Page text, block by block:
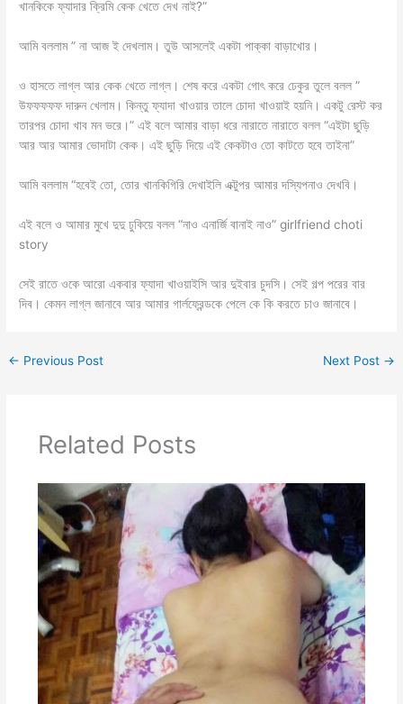
খানকিকে ফ্যাদার ক্রিমি কেক খেতে দেখ নাই?”
আমি বললাম ” না আজ ই দেখলাম। তুউ আসলেই একটা পাক্কা বাড়াখোর।
ও হাসতে লাগ্ল আর কেক খেতে লাগ্ল। শেষ করে একটা গোৎ করে ঢেকুর তুলে বলল ”
উফফফফফ দারুন খেলাম। কিন্তু ফ্যাদা খাওয়ার তালে চোদা খাওয়াই হয়নি। একটু রেস্ট কর
তারপর চোদা খাব মন ভরে।” এই বলে আমার বাড়া ধরে নারাতে নারাতে বলল “এইটা ছুড়ি
আর আর আমার ভোদাটা কেক। এই ছুড়ি দিয়ে এই কেকটাও তো কাটতে হবে তাইনা”
আমি বললাম “হবেই তো, তোর খানকিগিরি দেখাইলি এক্টুপর আমার দস্যিপনাও দেখবি।
এই বলে ও আমার মুখে দুদু ঢুকিয়ে বলল “নাও এনার্জি বানাই নাও” girlfriend choti
story
সেই রাতে ওকে আরো একবার ফ্যাদা খাওয়াইসি আর দুইবার চুদসি। সেই গল্প পরের বার
দিব। কেমন লাগ্ল জানাবে আর আমার গার্লফ্রেন্ডকে পেলে কে কি করতে চাও জানাবে।
← Previous Post Next Post →
Related Posts